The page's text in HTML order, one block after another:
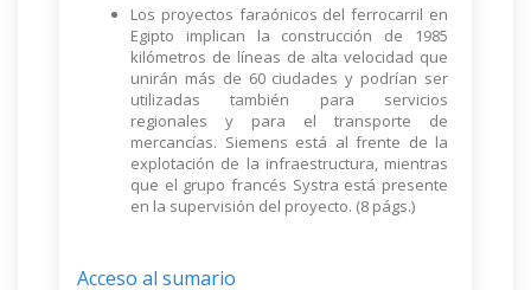
Los proyectos faraónicos del ferrocarril en
Egipto implican la construcción de 1985
kilómetros de líneas de alta velocidad que
unirán más de 60 ciudades y podrían ser
utilizadas también para servicios
regionales y para el transporte de
mercancías. Siemens está al frente de la
explotación de la infraestructura, mientras
que el grupo francés Systra está presente
en la supervisión del proyecto. (8 págs.)
Acceso al sumario